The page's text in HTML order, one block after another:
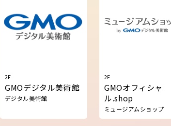
2F
GMOデジタル美術館
デジタル美術館
2F
GMOオフィシャ
ル.shop
ミュージアムショップ